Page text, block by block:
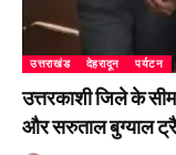
उत्तराखंड देहरादून पर्यटन
उत्तरकाशी जिले के
और सरुताल बुग्याल